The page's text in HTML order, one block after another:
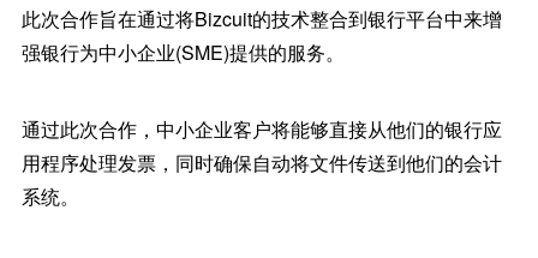
此次合作旨在通过将Bizcuit的技术整合到银行平台中来增
强银行为中小企业(SME)提供的服务。
通过此次合作，中小企业客户将能够直接从他们的银行应
用程序处理发票，同时确保自动将文件传送到他们的会计
系统。